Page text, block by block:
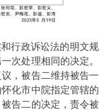
行政诉讼法的明文规
次处理相同的决定。
，被告二维持被告一
化市中院指定管辖的
告二的决定，责令被